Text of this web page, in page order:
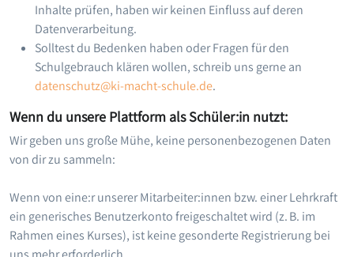
Inhalte prüfen, haben wir keinen Einfluss auf deren
Datenverarbeitung.
Solltest du Bedenken haben oder Fragen für den
Schulgebrauch klären wollen, schreib uns gerne an
datenschutz@ki-macht-schule.de.
Wenn du unsere Plattform als Schüler:in nutzt:
Wir geben uns große Mühe, keine personenbezogenen Daten
von dir zu sammeln:
Wenn von eine:r unserer Mitarbeiter:innen bzw. einer Lehrkraft
ein generisches Benutzerkonto freigeschaltet wird (z. B. im
Rahmen eines Kurses), ist keine gesonderte Registrierung bei